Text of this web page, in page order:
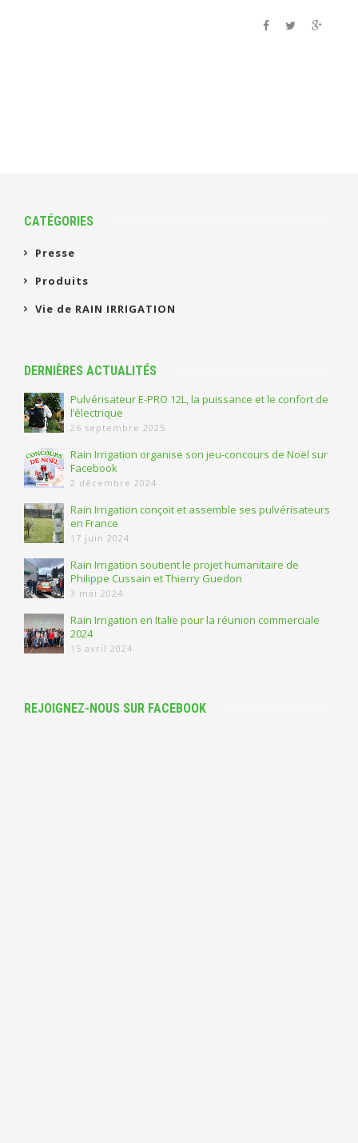
CATÉGORIES
Presse
Produits
Vie de RAIN IRRIGATION
DERNIÈRES ACTUALITÉS
Pulvérisateur E-PRO 12L, la puissance et le confort de
l’électrique
26 septembre 2025
Rain Irrigation organise son jeu-concours de Noël sur
Facebook
2 décembre 2024
Rain Irrigation conçoit et assemble ses pulvérisateurs
en France
17 juin 2024
Rain Irrigation soutient le projet humanitaire de
Philippe Cussain et Thierry Guedon
3 mai 2024
Rain Irrigation en Italie pour la réunion commerciale
2024
15 avril 2024
REJOIGNEZ-NOUS SUR FACEBOOK